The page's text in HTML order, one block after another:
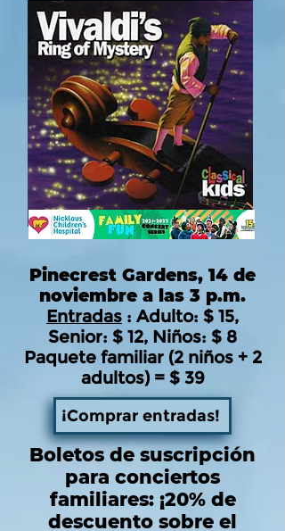
Pinecrest Gardens, 14 de
noviembre a las 3 p.m.
Entradas : Adulto: $ 15,
Senior: $ 12, Niños: $ 8
Paquete familiar (2 niños + 2
adultos) = $ 39
¡Comprar entradas!
Boletos de suscripción
para conciertos
familiares: ¡20% de
descuento sobre el